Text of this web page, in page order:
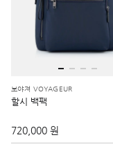
보야져 VOYAGEUR
할시 백팩
720,000 원